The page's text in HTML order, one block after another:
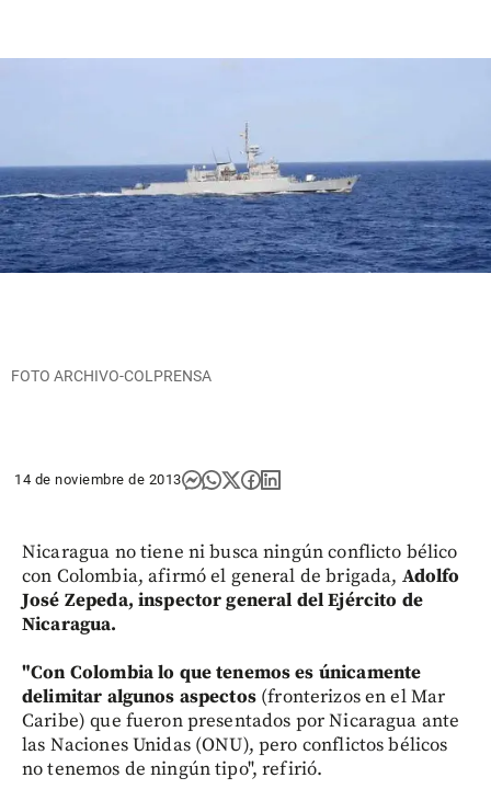
FOTO ARCHIVO-COLPRENSA
14 de noviembre de 2013
Nicaragua no tiene ni busca ningún conflicto bélico
con Colombia, afirmó el general de brigada, Adolfo
José Zepeda, inspector general del Ejército de
Nicaragua.
"Con Colombia lo que tenemos es únicamente
delimitar algunos aspectos(fronterizos en el Mar
Caribe) que fueron presentados por Nicaragua ante
las Naciones Unidas (ONU), pero conflictos bélicos
no tenemos de ningún tipo", refirió.